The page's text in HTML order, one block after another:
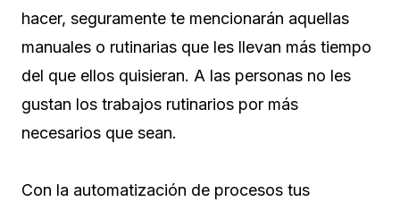
hacer, seguramente te mencionarán aquellas
manuales o rutinarias que les llevan más tiempo
del que ellos quisieran. A las personas no les
gustan los trabajos rutinarios por más
necesarios que sean.
Con la automatización de procesos tus